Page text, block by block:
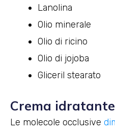
Lanolina
Olio minerale
Olio di ricino
Olio di jojoba
Gliceril stearato
Crema
Le molecole occlusive